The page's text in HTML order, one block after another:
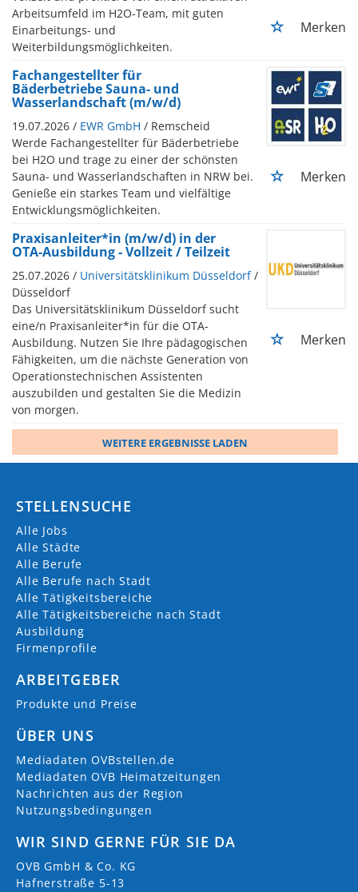
Arbeitsumfeld im H2O-Team, mit guten
Einarbeitungs- und
Weiterbildungsmöglichkeiten.
Merken
Fachangestellter für
Bäderbetriebe Sauna- und
Wasserlandschaft (m/w/d)
19.07.2026 / EWR GmbH / Remscheid
Werde Fachangestellter für Bäderbetriebe
bei H2O und trage zu einer der schönsten
Sauna- und Wasserlandschaften in NRW bei.
Genieße ein starkes Team und vielfältige
Entwicklungsmöglichkeiten.
Merken
Praxisanleiter*in (m/w/d) in der
OTA-Ausbildung - Vollzeit / Teilzeit
25.07.2026 / Universitätsklinikum Düsseldorf /
Düsseldorf
Das Universitätsklinikum Düsseldorf sucht
eine/n Praxisanleiter*in für die OTA-
Ausbildung. Nutzen Sie Ihre pädagogischen
Fähigkeiten, um die nächste Generation von
Operationstechnischen Assistenten
auszubilden und gestalten Sie die Medizin
von morgen.
Merken
WEITERE ERGEBNISSE LADEN
STELLENSUCHE
Alle Jobs
Alle Städte
Alle Berufe
Alle Berufe nach Stadt
Alle Tätigkeitsbereiche
Alle Tätigkeitsbereiche nach Stadt
Ausbildung
Firmenprofile
ARBEITGEBER
Produkte und Preise
ÜBER UNS
Mediadaten OVBstellen.de
Mediadaten OVB Heimatzeitungen
Nachrichten aus der Region
Nutzungsbedingungen
WIR SIND GERNE FÜR SIE DA
OVB GmbH & Co. KG
Hafnerstraße 5-13